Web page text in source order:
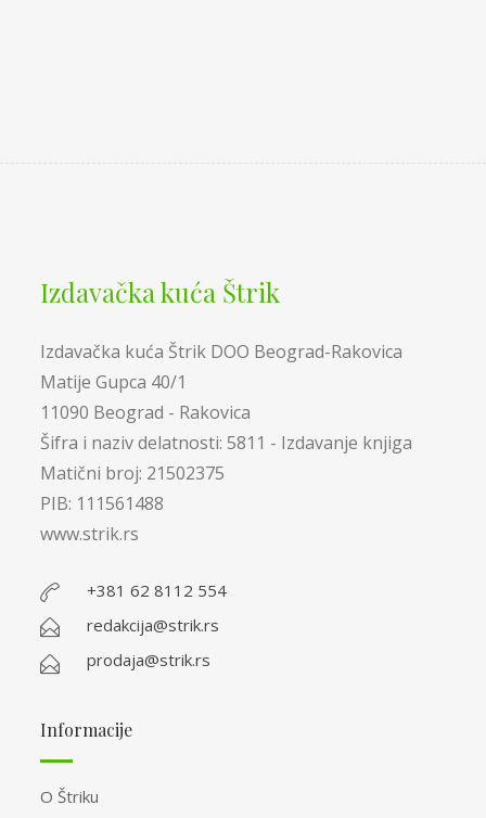
Izdavačka kuća Štrik
Izdavačka kuća Štrik DOO Beograd-Rakovica
Matije Gupca 40/1
11090 Beograd - Rakovica
Šifra i naziv delatnosti: 5811 - Izdavanje knjiga
Matični broj: 21502375
PIB: 111561488
www.strik.rs
+381 62 8112 554
redakcija@strik.rs
prodaja@strik.rs
Informacije
O Štriku